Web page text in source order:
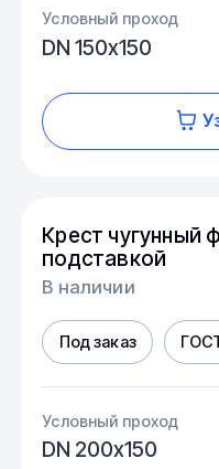
Условный проход
DN 150х150
Крест чугунный
подставкой
В наличии
Под заказ
Условный проход
DN 200х150